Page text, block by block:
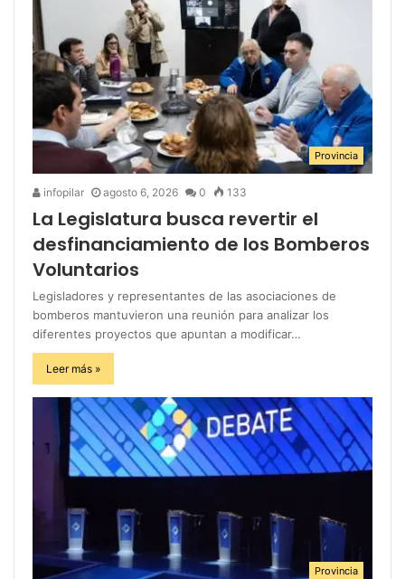
Provincia
infopilar agosto 6, 2026 0 133
La Legislatura busca revertir el
desfinanciamiento de los Bomberos
Voluntarios
Legisladores y representantes de las asociaciones de
bomberos mantuvieron una reunión para analizar los
diferentes proyectos que apuntan a modificar…
Leer más »
Provincia